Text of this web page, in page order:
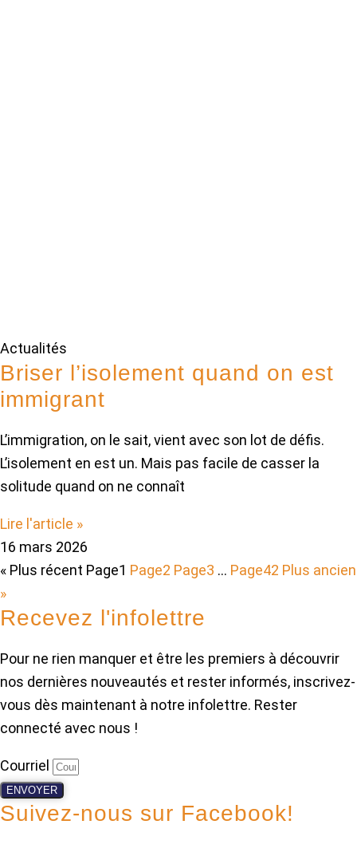
Actualités
Briser l’isolement quand on est
immigrant
L’immigration, on le sait, vient avec son lot de défis.
L’isolement en est un. Mais pas facile de casser la
solitude quand on ne connaît
Lire l'article »
16 mars 2026
« Plus récent Page1 Page2 Page3 … Page42 Plus ancien
»
Recevez l'infolettre
Pour ne rien manquer et être les premiers à découvrir
nos dernières nouveautés et rester informés, inscrivez-
vous dès maintenant à notre infolettre. Rester
connecté avec nous !
Courriel
ENVOYER
Suivez-nous sur Facebook!